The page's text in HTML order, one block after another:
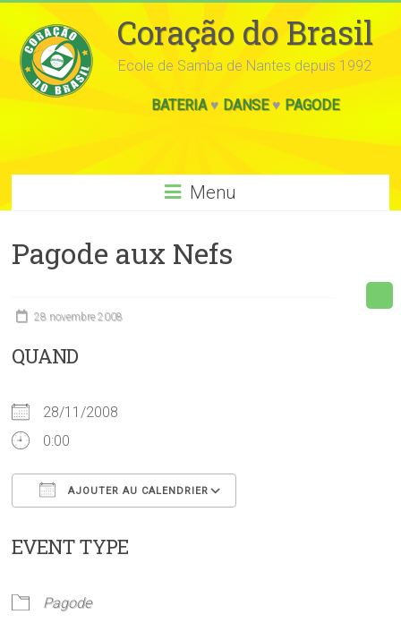
Coração do Brasil
Ecole de Samba de Nantes depuis 1992
BATERIA♥ DANSE♥ PAGODE
Menu
Pagode aux Nefs
28 novembre 2008
QUAND
28/11/2008
0:00
AJOUTER AU CALENDRIER
EVENT TYPE
Pagode